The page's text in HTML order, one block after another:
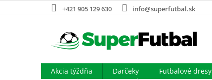
na
+421 905 129 630 info@superfutbal.sk
Akcia týždňa Darčeky Futbalové dresy